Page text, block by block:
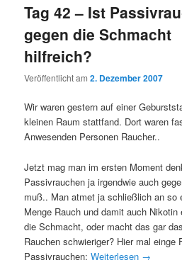
Tag 42 – Ist
gegen die Schmacht
hilfreich?
Veröffentlicht am2. Dezember 2007
Wir waren gestern auf einer
kleinen Raum stattfand. Dort waren
Anwesenden Personen Raucher..
Jetzt mag man im ersten Moment
Passivrauchen ja irgendwie auch
muß.. Man atmet ja schließlich an so
Menge Rauch und damit auch
die Schmacht, oder macht das gar
Rauchen schwieriger? Hier mal einge
Passivrauchen:Weiterlesen →